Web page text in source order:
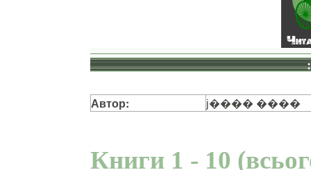
Автор: ϳ���� ����
Книги 1 - 10